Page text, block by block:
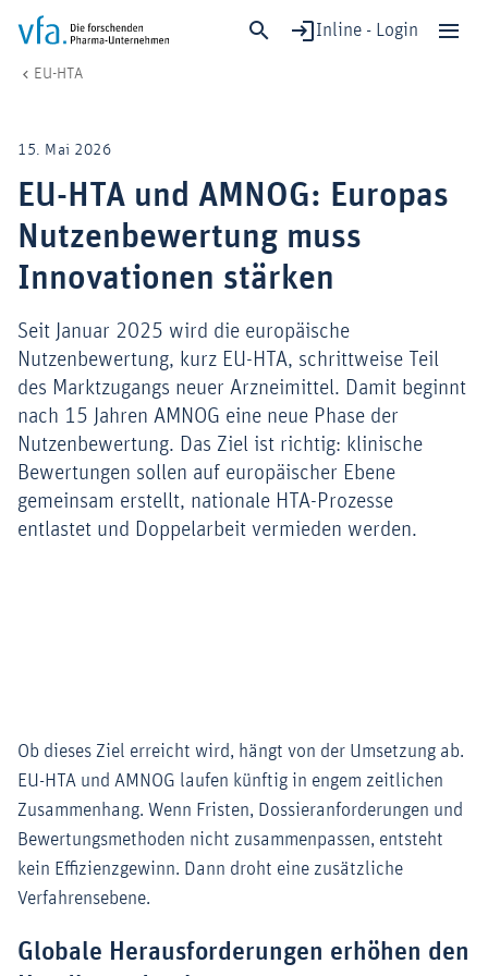
Inline - Login
Forschung & Entwicklung
Gesundheit & Versorgung
Wirtschaft & Standort
Digitalisierung & KI
Verband & Mitglieder
Mitglied werden!
EU-HTA
15. Mai 2026
EU-HTA und AMNOG: Europas
Nutzenbewertung muss
Innovationen stärken
Seit Januar 2025 wird die europäische
Nutzenbewertung, kurz EU-HTA, schrittweise Teil
des Marktzugangs neuer Arzneimittel. Damit beginnt
nach 15 Jahren AMNOG eine neue Phase der
Nutzenbewertung. Das Ziel ist richtig: klinische
Bewertungen sollen auf europäischer Ebene
gemeinsam erstellt, nationale HTA-Prozesse
entlastet und Doppelarbeit vermieden werden.
Ob dieses Ziel erreicht wird, hängt von der Umsetzung ab.
EU-HTA und AMNOG laufen künftig in engem zeitlichen
Zusammenhang. Wenn Fristen, Dossieranforderungen und
Bewertungsmethoden nicht zusammenpassen, entsteht
kein Effizienzgewinn. Dann droht eine zusätzliche
Verfahrensebene.
Globale Herausforderungen erhöhen den